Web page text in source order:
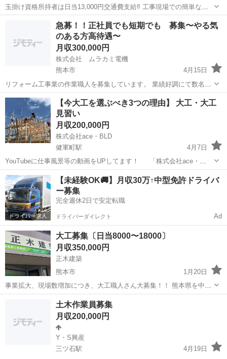
玉掛け資格所持者は日当13,000円交通費支給‼️ 工事現場での簡単なお
手伝いです‼️ 未経験者大歓迎‼️ 経験者資格取得者優遇します‼️ 交通費支
給‼️ 個室寮もありますよ‼️ 日払い可能です‼️
熊本城・市役所前駅 大工 現場作業員
急募！！正社員でも短期でも 募集〜やる気
のある方高待遇〜
月収300,000円
株式会社 ムラカミ電機
熊本市
4月15日
リフォーム工事業の作業職人を募集しています。 業績好調にて数名募
集します。 1ヶ月お試し期間あり、日当¥8.000~18.000 正社員月給
￥300.000〜 経験等により優遇します。 主に水廻りリフォ...
熊本 熊本市 大工 水道
【今大工を選ぶべき3つの理由】 大工・大工
見習い
月収200,000円
株式会社ace・BLD
健軍町駅
4月7日
YouTubeに仕事風景等の動画をUPしてます！ 「株式会社ace・
BLD 動画」で検索 【インタビュー動画URL】
https://www.youtube.com/watch?v=F2fcqasMBck&t=3s...
熊本 熊本市 健軍町駅 大工
【未経験OK🚚】月収30万↑中型免許ドライバ
ー募集
完全週休2日で安定転職
ドライバーダイレクト Ad
大工募集〔日当8000〜18000〕
月収350,000円
正木建築
熊本市
1月20日
事業拡大、現場数増加につき、大工職人さん大募集！！ 熊本県を中心
に、新築住宅、新築アパート、新築マンション、住宅リフォーム、店
舗リフォームなど、様々な仕事があります。 頑張れる方は高収入で待
遇します。 また、これから手...
大工 事業拡大
土木作業員募集
月収200,000円
Y・S興産
三ツ石駅
4月19日